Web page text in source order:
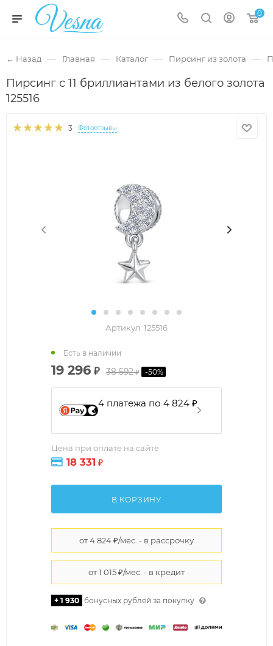
0
← Назад — Главная — Каталог — Пирсинг из золота —
Пирсинг с 11 бриллиантами из белого золота
125516
3 Фотоотзывы
Артикул: 125516
19 296 ₽ 38 592₽ -50%
4 платежа по 4 824 ₽
Цена при оплате на сайте
18 331 ₽
Есть в наличии
В КОРЗИНУ
+ 1 930 бонусных рублей за покупку